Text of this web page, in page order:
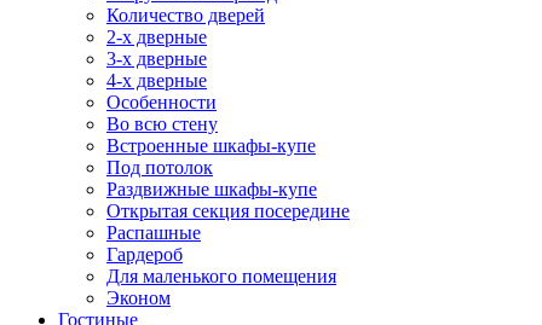
Количество дверей
2-х дверные
3-х дверные
4-х дверные
Особенности
Во всю стену
Встроенные шкафы-купе
Под потолок
Раздвижные шкафы-купе
Открытая секция посередине
Распашные
Гардероб
Для маленького помещения
Эконом
Гостиные